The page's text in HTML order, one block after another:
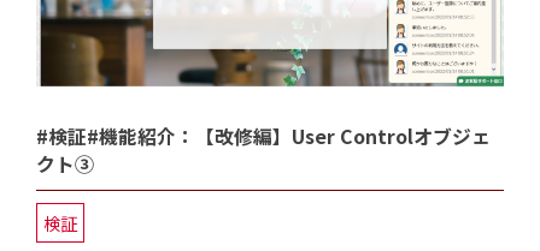
#検証#機能紹介：【改修編】User Controlオブジェ
クト③
検証